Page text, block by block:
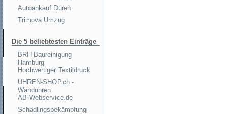
Autoankauf Düren
Trimova Umzug
Die 5 beliebtesten Einträge
BRH Baureinigung
Hamburg
Hochwertiger Textildruck
UHREN-SHOP.ch -
Wanduhren
AB-Webservice.de
Schädlingsbekämpfung